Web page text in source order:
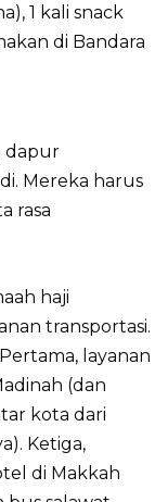
1 kali snack
di Bandara
dapur
Mereka harus
rasa
haji
transportasi.
layanan
(dan
kota dari
Ketiga,
di Makkah